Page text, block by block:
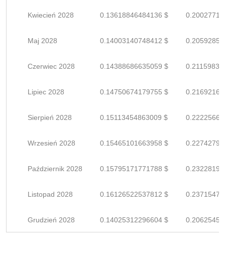
Kwiecień 2028 0.13618846484136 $
Maj 2028 0.14003140748412 $
Czerwiec 2028 0.14388686635059 $
Lipiec 2028 0.14750674179755 $
Sierpień 2028 0.15113454863009 $
Wrzesień 2028 0.15465101663958 $
Październik 2028 0.15795171771788 $
Listopad 2028 0.16126522537812 $
Grudzień 2028 0.14025312296604 $